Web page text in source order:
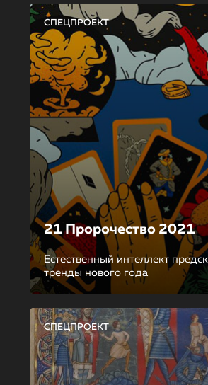
СПЕЦПРОЕКТ
21 Пророчество 2021
Естественный интеллект
тренды нового года
СПЕЦПРОЕКТ